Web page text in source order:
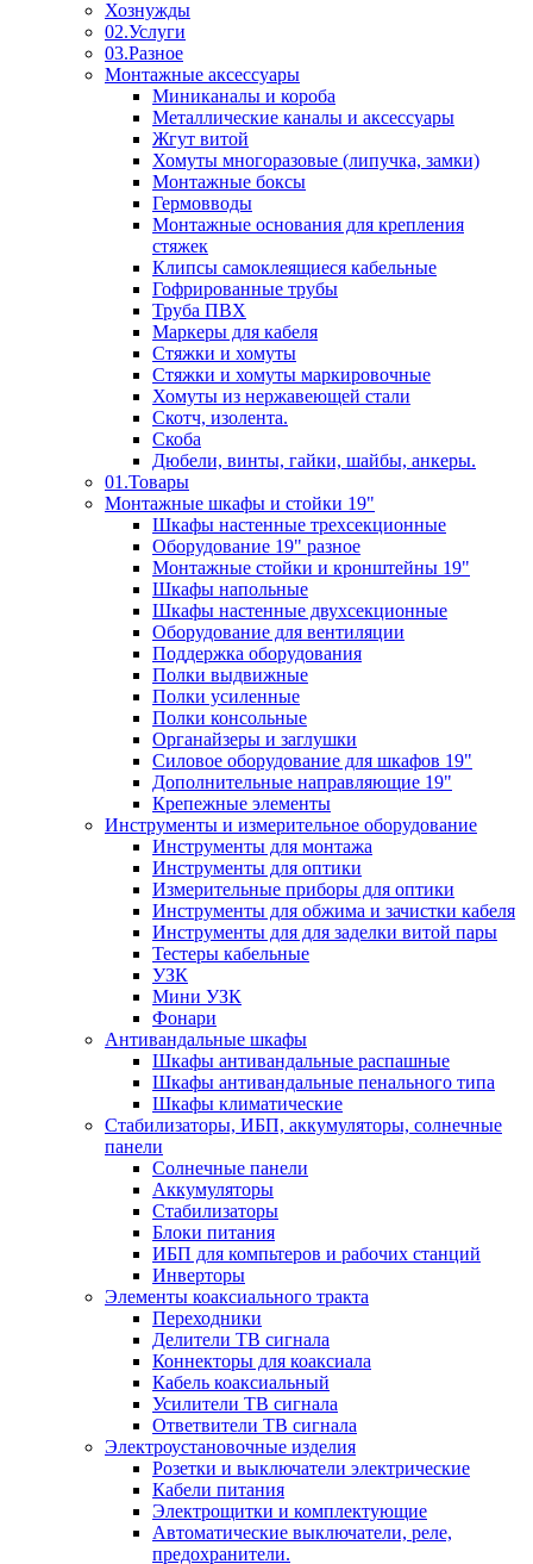
Хознужды
02.Услуги
03.Разное
Монтажные аксессуары
Миниканалы и короба
Металлические каналы и аксессуары
Жгут витой
Хомуты многоразовые (липучка, замки)
Монтажные боксы
Гермовводы
Монтажные основания для крепления
стяжек
Клипсы самоклеящиеся кабельные
Гофрированные трубы
Труба ПВХ
Маркеры для кабеля
Стяжки и хомуты
Стяжки и хомуты маркировочные
Хомуты из нержавеющей стали
Скотч, изолента.
Скоба
Дюбели, винты, гайки, шайбы, анкеры.
01.Товары
Монтажные шкафы и стойки 19"
Шкафы настенные трехсекционные
Оборудование 19" разное
Монтажные стойки и кронштейны 19"
Шкафы напольные
Шкафы настенные двухсекционные
Оборудование для вентиляции
Поддержка оборудования
Полки выдвижные
Полки усиленные
Полки консольные
Органайзеры и заглушки
Силовое оборудование для шкафов 19"
Дополнительные направляющие 19"
Крепежные элементы
Инструменты и измерительное оборудование
Инструменты для монтажа
Инструменты для оптики
Измерительные приборы для оптики
Инструменты для обжима и зачистки кабеля
Инструменты для для заделки витой пары
Тестеры кабельные
УЗК
Мини УЗК
Фонари
Антивандальные шкафы
Шкафы антивандальные распашные
Шкафы антивандальные пенального типа
Шкафы климатические
Стабилизаторы, ИБП, аккумуляторы, солнечные
панели
Солнечные панели
Аккумуляторы
Стабилизаторы
Блоки питания
ИБП для компьтеров и рабочих станций
Инверторы
Элементы коаксиального тракта
Переходники
Делители ТВ сигнала
Коннекторы для коаксиала
Кабель коаксиальный
Усилители ТВ сигнала
Ответвители ТВ сигнала
Электроустановочные изделия
Розетки и выключатели электрические
Кабели питания
Электрощитки и комплектующие
Автоматические выключатели, реле,
предохранители.